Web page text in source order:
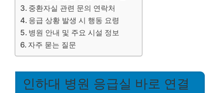
중환자실 관련 문의 연락처
응급 상황 발생 시 행동 요령
병원 안내 및 주요 시설 정보
자주 묻는 질문
인하대 병원 응급실 바로 연결